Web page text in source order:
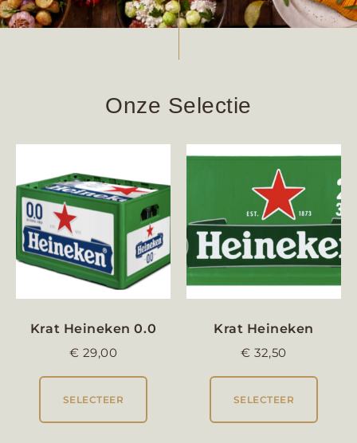
Onze Selectie
Krat Heineken 0.0
€ 29,00
SELECTEER
Krat Heineken
€ 32,50
SELECTEER